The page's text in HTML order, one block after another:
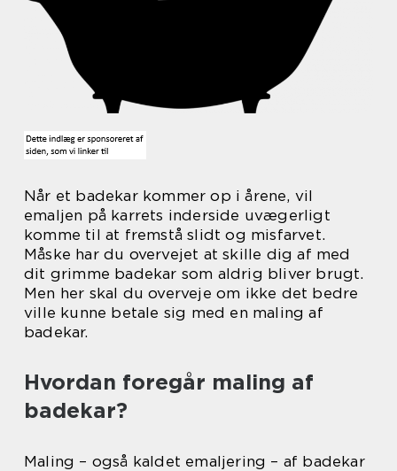
Når et badekar kommer op i årene, vil
emaljen på karrets inderside uvægerligt
komme til at fremstå slidt og misfarvet.
Måske har du overvejet at skille dig af med
dit grimme badekar som aldrig bliver brugt.
Men her skal du overveje om ikke det bedre
ville kunne betale sig med en maling af
badekar.
Hvordan foregår maling af
badekar?
Maling – også kaldet emaljering – af badekar